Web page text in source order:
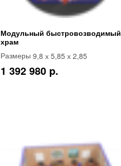
Модульный быстровозводимый
храм
Размеры 9,8 х 5,85 х 2,85
1 392 980 p.